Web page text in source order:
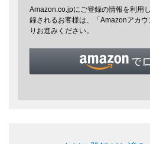
Amazon.co.jpにご登録の情報を利用
録されるお客様は、「Amazonアカ
りお進みください。